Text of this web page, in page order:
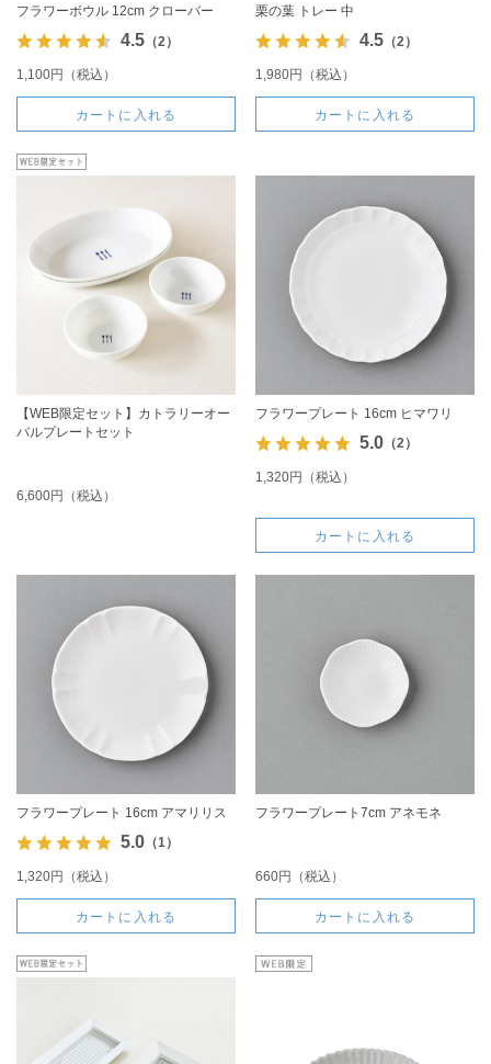
フラワーボウル 12cm クローバー
4.5（2）
1,100円（税込）
カートに入れる
栗の葉 トレー 中
4.5（2）
1,980円（税込）
カートに入れる
【WEB限定セット】カトラリーオー
バルプレートセット
6,600円（税込）
フラワープレート 16cm ヒマワリ
5.0（2）
1,320円（税込）
カートに入れる
フラワープレート 16cm アマリリス
5.0（1）
1,320円（税込）
カートに入れる
フラワープレート7cm アネモネ
660円（税込）
カートに入れる